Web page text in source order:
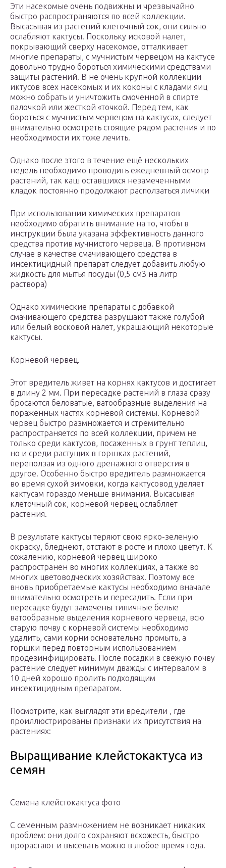
Эти насекомые очень подвижны и чрезвычайно
быстро распространяются по всей коллекции.
Высасывая из растений клеточный сок, они сильно
ослабляют кактусы. Поскольку исковой налет,
покрывающий сверху насекомое, отталкивает
многие препараты, с мучнистым червецом на кактусе
довольно трудно бороться химическими средствами
защиты растений. В не очень крупной коллекции
иктусов всех насекомых и их коконы с кладами яиц
можно собрать и уничтожить смоченной в спирте
палочкой или жесткой «точкой. Перед тем, как
бороться с мучнистым червецом на кактусах, следует
внимательно осмотреть стоящие рядом растения и по
необходимости их тоже лечить.
Однако после этого в течение ещё нескольких
недель необходимо проводить ежедневный осмотр
растений, так каш оставшихся незамеченными
кладок постоянно продолжают расползаться личики
При использовании химических препаратов
необходимо обратить внимание на то, чтобы в
инструкции была указана эффективность данного
средства против мучнистого червеца. В противном
случае в качестве смачивающего средства в
инсектицидный препарат следует добавить любую
жидкость для мытья посуды (0,5 см3 на литр
раствора)
Однако химические препараты с добавкой
смачивающего средства разрушают также голубой
или белый восковой налет, украшающий некоторые
кактусы.
Корневой червец.
Этот вредитель живет на корнях кактусов и достигает
в длину 2 мм. При пересадке растений в глаза сразу
бросаются беловатые, ватообразные выделения на
пораженных частях корневой системы. Корневой
червец быстро размножается и стремительно
распространяется по всей коллекции, причем не
только среди кактусов, посаженных в грунт теплиц,
но и среди растущих в горшках растений,
переползая из одного дренажного отверстия в
другое. Особенно быстро вредитель размножается
во время сухой зимовки, когда кактусовод уделяет
кактусам гораздо меньше внимания. Высасывая
клеточный сок, корневой червец ослабляет
растения.
В результате кактусы теряют свою ярко-зеленую
окраску, бледнеют, отстают в росте и плохо цветут. К
сожалению, корневой червец широко
распространен во многих коллекциях, а также во
многих цветоводческих хозяйствах. Поэтому все
вновь приобретаемые кактусы необходимо вначале
внимательно осмотреть и пересадить. Если при
пересадке будут замечены типичные белые
ватообразные выделения корневого червеца, всю
старую почву с корневой системы необходимо
удалить, сами корни основательно промыть, а
горшки перед повторным использованием
продезинфицировать. После посадки в свежую почву
растение следует минимум дважды с интервалом в
10 дней хорошо пролить подходящим
инсектицидным препаратом.
Посмотрите, как выглядят эти вредители , где
проиллюстрированы признаки их присутствия на
растениях:
Выращивание клейстокактуса из
семян
Семена клейстокактуса фото
С семенным размножением не возникает никаких
проблем: они долго сохраняют всхожесть, быстро
прорастают и высевать можно в любое время года.